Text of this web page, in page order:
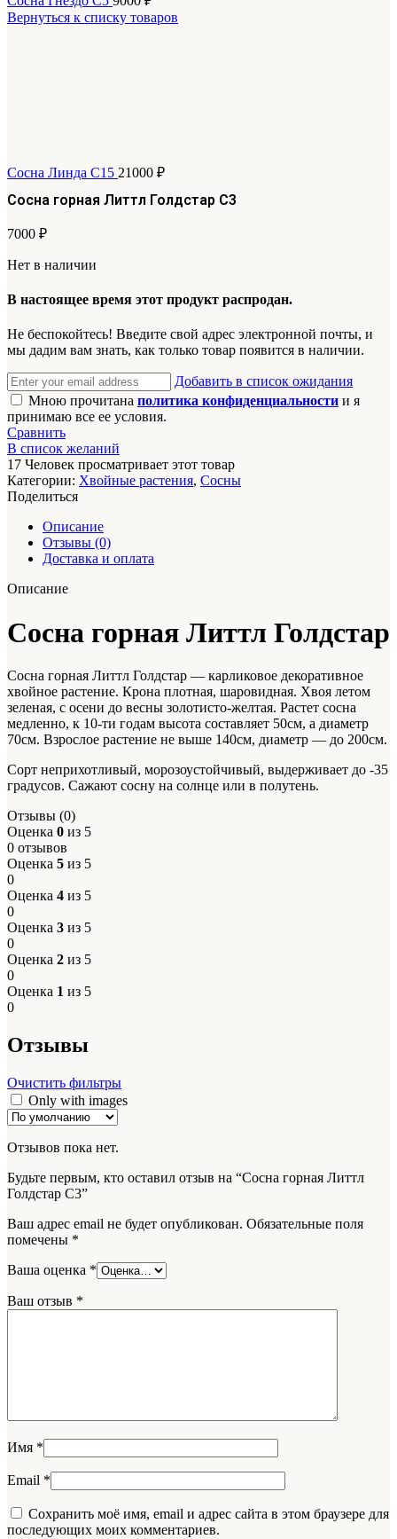
Вернуться к списку товаров
Сосна Линда С15 21000 ₽
Сосна горная Литтл Голдстар С3
7000 ₽
Нет в наличии
В настоящее время этот продукт распродан.
Не беспокойтесь! Введите свой адрес электронной почты, и
мы дадим вам знать, как только товар появится в наличии.
Добавить в список ожидания
Мною прочитана политика конфиденциальности и я
принимаю все ее условия.
Сравнить
В список желаний
17 Человек просматривает этот товар
Категории: Хвойные растения, Сосны
Поделиться
Описание
Отзывы (0)
Доставка и оплата
Описание
Сосна горная Литтл Голдстар
Сосна горная Литтл Голдстар — карликовое декоративное
хвойное растение. Крона плотная, шаровидная. Хвоя летом
зеленая, с осени до весны золотисто-желтая. Растет сосна
медленно, к 10-ти годам высота составляет 50см, а диаметр
70см. Взрослое растение не выше 140см, диаметр — до 200см.
Сорт неприхотливый, морозоустойчивый, выдерживает до -35
градусов. Сажают сосну на солнце или в полутень.
Отзывы (0)
Оценка 0 из 5
0 отзывов
Оценка 5 из 5
0
Оценка 4 из 5
0
Оценка 3 из 5
0
Оценка 2 из 5
0
Оценка 1 из 5
0
Отзывы
Очистить фильтры
Only with images
Отзывов пока нет.
Будьте первым, кто оставил отзыв на “Сосна горная Литтл
Голдстар С3”
Ваш адрес email не будет опубликован. Обязательные поля
помечены *
Ваша оценка *
Ваш отзыв *
Имя *
Email *
Сохранить моё имя, email и адрес сайта в этом браузере для
последующих моих комментариев.